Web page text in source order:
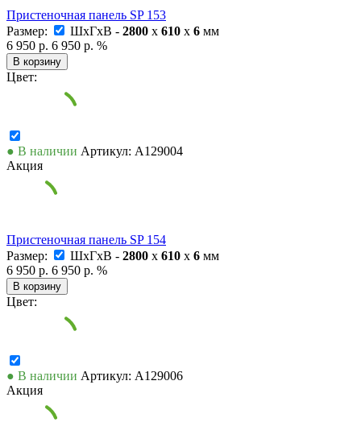
Пристеночная панель SP 153
Размер:
ШxГxВ - 2800 x 610 x 6 мм
6 950 р. 6 950 р. %
В корзину
Цвет:
● В наличии Артикул: А129004
Акция
Пристеночная панель SP 154
Размер:
ШxГxВ - 2800 x 610 x 6 мм
6 950 р. 6 950 р. %
В корзину
Цвет:
● В наличии Артикул: А129006
Акция